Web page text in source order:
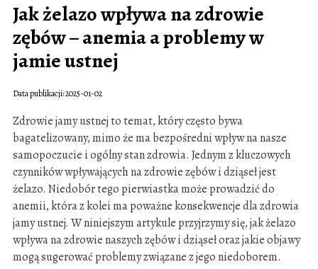
Jak żelazo wpływa na zdrowie
zębów – anemia a problemy w
jamie ustnej
Data publikacji: 2025-01-02
Zdrowie jamy ustnej to temat, który często bywa
bagatelizowany, mimo że ma bezpośredni wpływ na nasze
samopoczucie i ogólny stan zdrowia. Jednym z kluczowych
czynników wpływających na zdrowie zębów i dziąseł jest
żelazo. Niedobór tego pierwiastka może prowadzić do
anemii, która z kolei ma poważne konsekwencje dla zdrowia
jamy ustnej. W niniejszym artykule przyjrzymy się, jak żelazo
wpływa na zdrowie naszych zębów i dziąseł oraz jakie objawy
mogą sugerować problemy związane z jego niedoborem.